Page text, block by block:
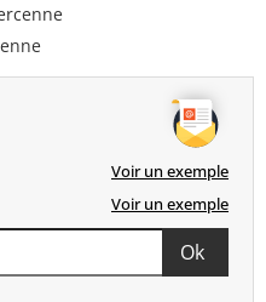
Voir un exemple
Voir un exemple